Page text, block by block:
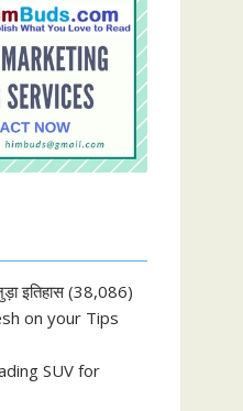
इतिहास(38,086)
on your Tips
SUV for